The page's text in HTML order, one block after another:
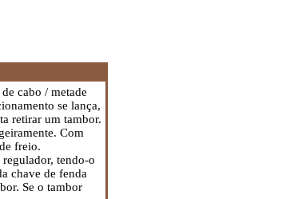
cabo / metade
se lança,
retirar um tambor.
Com
freio.
tendo-o
chave de fenda
Se o tambor